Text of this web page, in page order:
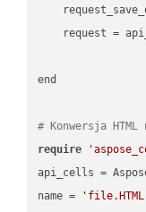
request =
end
# Konwersja HTML
require
api_cells =
name =